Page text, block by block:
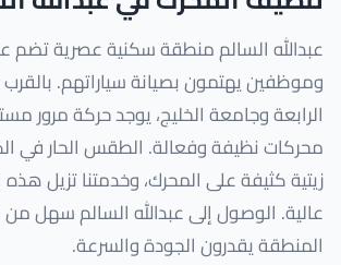
عبدالله السالم منطقة سكنية عصرية تضم
وموظفين يهتمون بصيانة سياراتهم.
الرابعة وجامعة الخليج، يوجد حركة مرور
محركات نظيفة وفعالة. الطقس الحار في
زيتية كثيفة على المحرك، وخدمتنا تزيل
عالية. الوصول إلى عبدالله السالم سهل من
المنطقة يقدرون الجودة والسرعة.